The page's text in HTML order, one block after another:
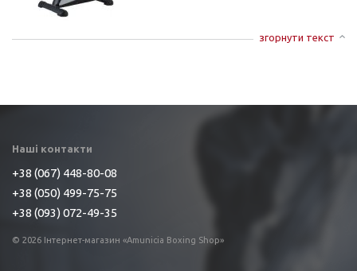
згорнути текст
Наші контакти
+38 (067) 448-80-08
+38 (050) 499-75-75
+38 (093) 072-49-35
© 2026 Інтернет-магазин «Amunicia Boxing Shop»